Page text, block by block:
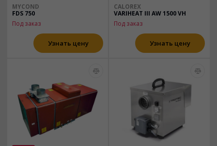
MYCOND
FDS 750
Под заказ
Узнать цену
CALOREX
VARIHEAT III AW 1500 VH
Под заказ
Узнать цену